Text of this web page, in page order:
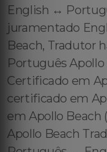
English ↔️
juramentado
Beach, Tradutor
Português
Certificado em
certificado em
em Apollo Beach
Apollo Beach